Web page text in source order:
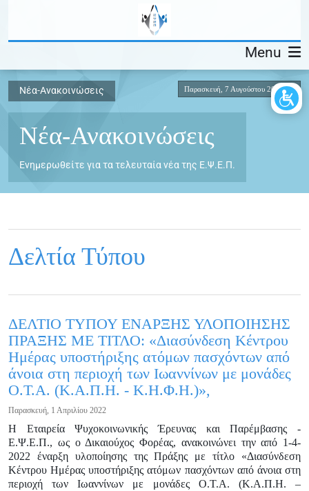
Menu
Παρασκευή, 7 Αυγούστου 2026
Νέα-Ανακοινώσεις
Νέα-Ανακοινώσεις
Ενημερωθείτε για τα τελευταία νέα της Ε.Ψ.Ε.Π.
Δελτία Τύπου
ΔΕΛΤΙΟ ΤΥΠΟΥ ΕΝΑΡΞΗΣ ΥΛΟΠΟΙΗΣΗΣ
ΠΡΑΞΗΣ ΜΕ ΤΙΤΛΟ: «Διασύνδεση Κέντρου
Ημέρας υποστήριξης ατόμων πασχόντων από
άνοια στη περιοχή των Ιωαννίνων με μονάδες
Ο.Τ.Α. (Κ.Α.Π.Η. - Κ.Η.Φ.Η.)»,
Παρασκευή, 1 Απριλίου 2022
Η Εταιρεία Ψυχοκοινωνικής Έρευνας και Παρέμβασης -
Ε.Ψ.Ε.Π., ως ο Δικαιούχος Φορέας, ανακοινώνει την από 1-4-
2022 έναρξη υλοποίησης της Πράξης με τίτλο «Διασύνδεση
Κέντρου Ημέρας υποστήριξης ατόμων πασχόντων από άνοια στη
περιοχή των Ιωαννίνων με μονάδες Ο.Τ.Α. (Κ.Α.Π.Η. –